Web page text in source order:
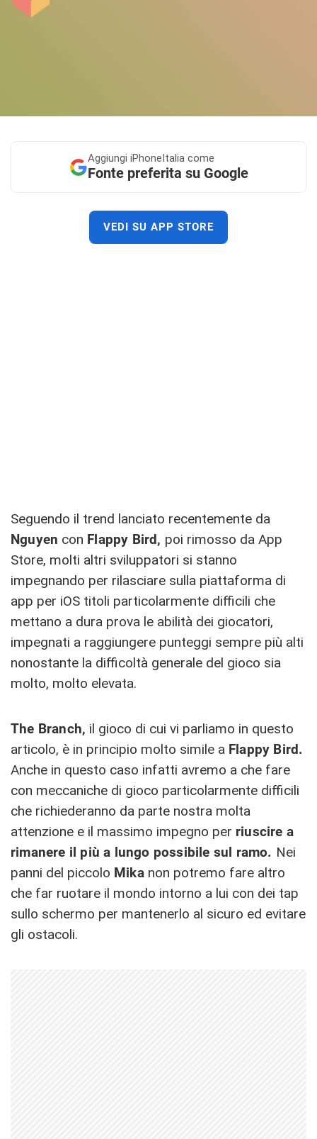
Aggiungi iPhoneItalia come
Fonte preferita su Google
VEDI SU APP STORE
Seguendo il trend lanciato recentemente da
Nguyen con Flappy Bird, poi rimosso da App
Store, molti altri sviluppatori si stanno
impegnando per rilasciare sulla piattaforma di
app per iOS titoli particolarmente difficili che
mettano a dura prova le abilità dei giocatori,
impegnati a raggiungere punteggi sempre più alti
nonostante la difficoltà generale del gioco sia
molto, molto elevata.
The Branch, il gioco di cui vi parliamo in questo
articolo, è in principio molto simile a Flappy Bird.
Anche in questo caso infatti avremo a che fare
con meccaniche di gioco particolarmente difficili
che richiederanno da parte nostra molta
attenzione e il massimo impegno per riuscire a
rimanere il più a lungo possibile sul ramo. Nei
panni del piccolo Mikanon potremo fare altro
che far ruotare il mondo intorno a lui con dei tap
sullo schermo per mantenerlo al sicuro ed evitare
gli ostacoli.